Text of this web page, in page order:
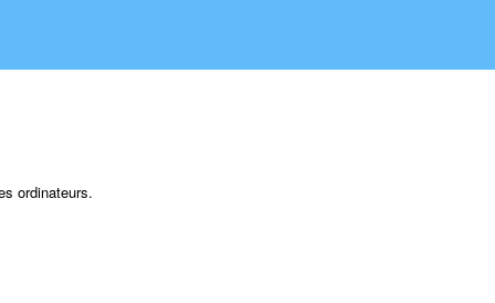
ordinateurs.